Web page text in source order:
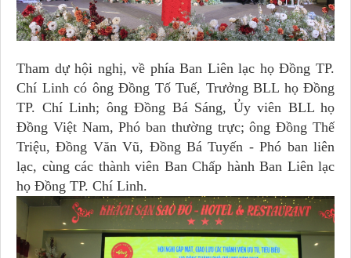
Tham dự hội nghị, về phía Ban Liên lạc họ Đồng TP.
Chí Linh có ông Đồng Tố Tuế, Trưởng BLL họ Đồng
TP. Chí Linh; ông Đồng Bá Sáng, Ủy viên BLL họ
Đồng Việt Nam, Phó ban thường trực; ông Đồng Thế
Triệu, Đồng Văn Vũ, Đồng Bá Tuyến - Phó ban liên
lạc, cùng các thành viên Ban Chấp hành Ban Liên lạc
họ Đồng TP. Chí Linh.